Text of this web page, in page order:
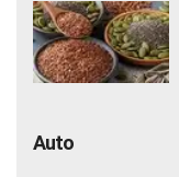
Auto